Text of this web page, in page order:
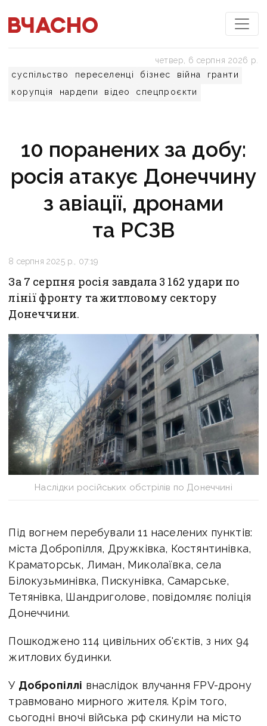
суспільство переселенці бізнес війна
гранти
корупція
нардепи відео спецпроєкти
четвер, 6 серпня 2026 р.
10 поранених за добу:
росія атакує Донеччину
з авіації, дронами
та РСЗВ
8 серпня 2025 р., 07:19
За 7 серпня росія завдала 3 162 удари по
лінії фронту та житловому сектору
Донеччини.
Наслідки російських обстрілів по Донеччині
Під вогнем перебували 11 населених пунктів:
міста Добропілля, Дружківка, Костянтинівка,
Краматорськ, Лиман, Миколаївка, села
Білокузьминівка, Пискунівка, Самарське,
Тетянівка, Шандриголове, повідомляє поліція
Донеччини.
Пошкоджено 114 цивільних об'єктів, з них 94
житлових будинки.
У Добропіллі внаслідок влучання FPV-дрону
травмовано мирного жителя. Крім того,
сьогодні вночі війська рф скинули на місто